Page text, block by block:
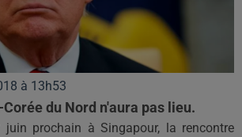
à 13h53
du Nord n'aura pas lieu.
juin prochain à Singapour, la rencontre